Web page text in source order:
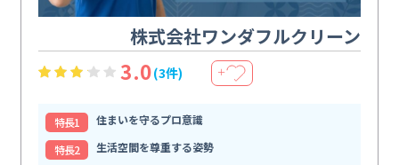
株式会社ワンダフルクリーン
3.0(3件) ＋
特⻑1
住まいを守るプロ意識
特⻑2
生活空間を尊重する姿勢